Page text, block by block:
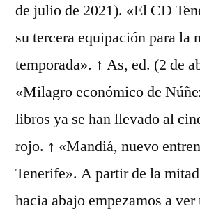
de julio de 2021). «El CD
su tercera equipación para la
temporada». ↑ As, ed. (2 de
«Milagro económico de
libros ya se han llevado al
rojo. ↑ «Mandiá, nuevo
Tenerife». A partir de la
hacia abajo empezamos a